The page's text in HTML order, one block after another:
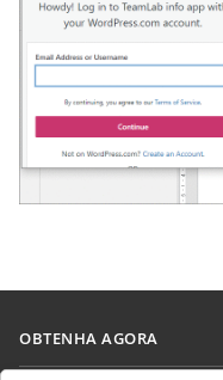
OBTENHA AGORA